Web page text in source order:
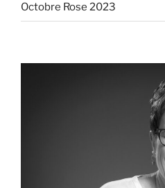
Octobre Rose 2023